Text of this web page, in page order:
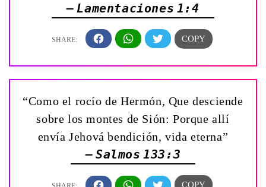
— Lamentaciones 1:4
“Como el rocío de Hermón, Que desciende
sobre los montes de Sión: Porque allí
envía Jehová bendición, vida eterna”
— Salmos 133:3